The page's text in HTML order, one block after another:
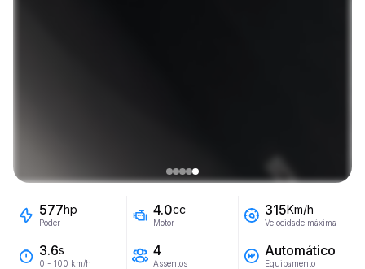
577hp
Poder
4.0cc
Motor
315Km/h
Velocidade máxima
3.6s
0 - 100 km/h
4
Assentos
Automático
Equipamento